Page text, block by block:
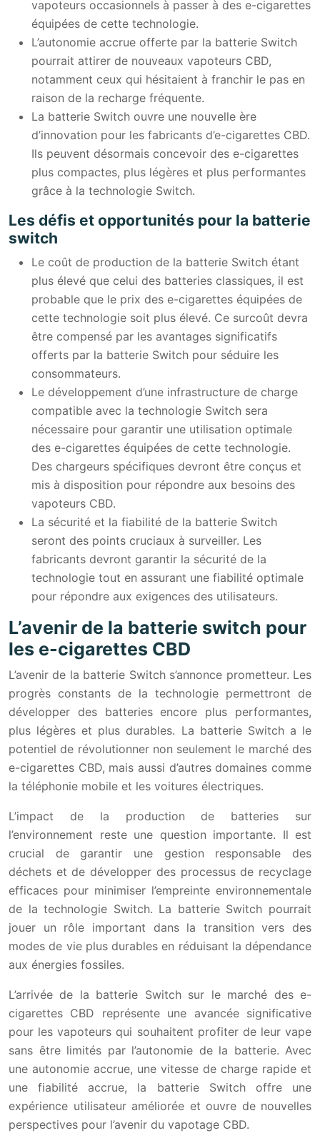
vapoteurs occasionnels à passer à des e-cigarettes
équipées de cette technologie.
L’autonomie accrue offerte par la batterie Switch
pourrait attirer de nouveaux vapoteurs CBD,
notamment ceux qui hésitaient à franchir le pas en
raison de la recharge fréquente.
La batterie Switch ouvre une nouvelle ère
d’innovation pour les fabricants d’e-cigarettes CBD.
Ils peuvent désormais concevoir des e-cigarettes
plus compactes, plus légères et plus performantes
grâce à la technologie Switch.
Les défis et opportunités pour la batterie
switch
Le coût de production de la batterie Switch étant
plus élevé que celui des batteries classiques, il est
probable que le prix des e-cigarettes équipées de
cette technologie soit plus élevé. Ce surcoût devra
être compensé par les avantages significatifs
offerts par la batterie Switch pour séduire les
consommateurs.
Le développement d’une infrastructure de charge
compatible avec la technologie Switch sera
nécessaire pour garantir une utilisation optimale
des e-cigarettes équipées de cette technologie.
Des chargeurs spécifiques devront être conçus et
mis à disposition pour répondre aux besoins des
vapoteurs CBD.
La sécurité et la fiabilité de la batterie Switch
seront des points cruciaux à surveiller. Les
fabricants devront garantir la sécurité de la
technologie tout en assurant une fiabilité optimale
pour répondre aux exigences des utilisateurs.
L’avenir de la batterie switch pour
les e-cigarettes CBD
L’avenir de la batterie Switch s’annonce prometteur. Les
progrès constants de la technologie permettront de
développer des batteries encore plus performantes,
plus légères et plus durables. La batterie Switch a le
potentiel de révolutionner non seulement le marché des
e-cigarettes CBD, mais aussi d’autres domaines comme
la téléphonie mobile et les voitures électriques.
L’impact de la production de batteries sur
l’environnement reste une question importante. Il est
crucial de garantir une gestion responsable des
déchets et de développer des processus de recyclage
efficaces pour minimiser l’empreinte environnementale
de la technologie Switch. La batterie Switch pourrait
jouer un rôle important dans la transition vers des
modes de vie plus durables en réduisant la dépendance
aux énergies fossiles.
L’arrivée de la batterie Switch sur le marché des e-
cigarettes CBD représente une avancée significative
pour les vapoteurs qui souhaitent profiter de leur vape
sans être limités par l’autonomie de la batterie. Avec
une autonomie accrue, une vitesse de charge rapide et
une fiabilité accrue, la batterie Switch offre une
expérience utilisateur améliorée et ouvre de nouvelles
perspectives pour l’avenir du vapotage CBD.